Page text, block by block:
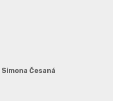
Simona Česaná